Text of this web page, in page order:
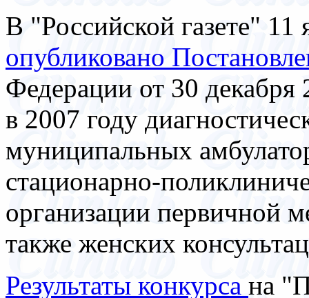
В "Российской газете" 11
опубликовано
Федерации от 30
в 2007 году
муниципальных
стационарно-
организации первичной
также женских
Результаты конкурса на